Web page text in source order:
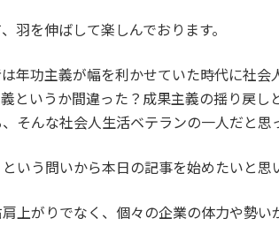
羽を伸ばして楽しんでおります。
年功主義が幅を利かせていた時代に社
というか間違った？成果主義の揺り戻
そんな社会人生活ベテランの一人だと思
いう問いから本日の記事を始めたいと思
上がりでなく、個々の企業の体力や勢